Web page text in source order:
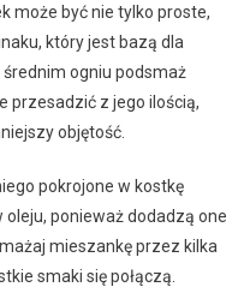
może być nie tylko proste,
który jest bazą dla
ogniu podsmaż
przesadzić z jego ilością,
objętość.
pokrojone w kostkę
ponieważ dodadzą one
mieszankę przez kilka
smaki się połączą.